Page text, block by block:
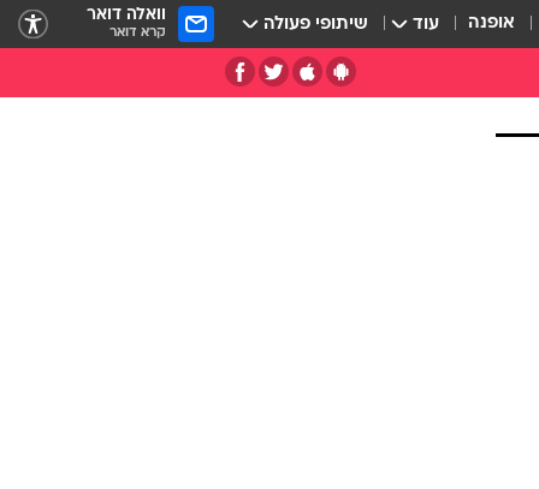
אופנה עוד שיתופי פעולה וואלה דואר
קרא דואר